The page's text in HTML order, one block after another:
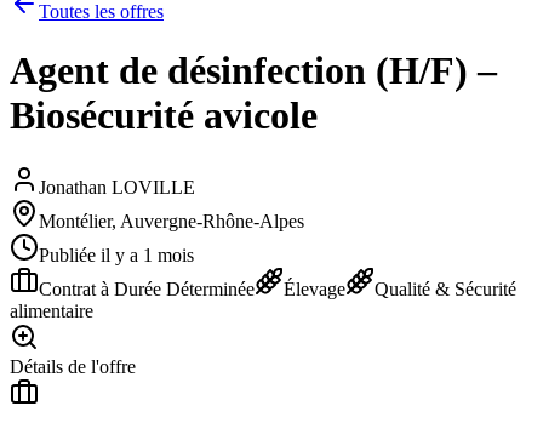
Toutes les offres
Agent de désinfection (H/F) –
Biosécurité avicole
Jonathan LOVILLE
Montélier, Auvergne-Rhône-Alpes
Publiée il y a 1 mois
Contrat à Durée Déterminée
Élevage
Qualité & Sécurité
alimentaire
Détails de l'offre